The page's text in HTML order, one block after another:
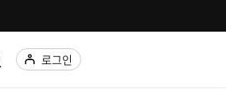
로그인